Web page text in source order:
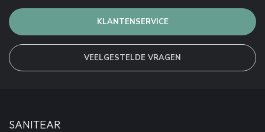
KLANTENSERVICE
VEELGESTELDE VRAGEN
SANITEAR